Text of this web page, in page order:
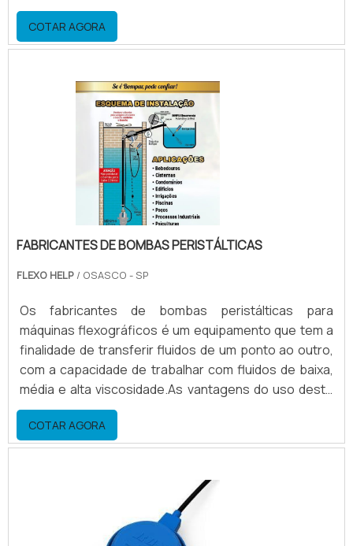
equipamento Economia de energia; Economia de
solventes; Economia de tintas; Agilidade na limpeza e
preparação. Conhecendo mais sobre a venda de
grande economia, para tintas a base de solvente,
economiza e.
COTAR AGORA
FABRICANTES DE BOMBAS PERISTÁLTICAS
FLEXO HELP / OSASCO - SP
Os fabricantes de bombas peristálticas para
máquinas flexográficos é um equipamento que tem a
finalidade de transferir fluidos de um ponto ao outro,
com a capacidade de trabalhar com fluidos de baixa,
média e alta viscosidade.As vantagens do uso deste
equipamento Economia de energia elétrica; Economia
de solventes; Agilidade na limpeza a
preparação.Maiores informações sobre fabricantes
grande economia de solvente, para tintas a base de
COTAR AGORA